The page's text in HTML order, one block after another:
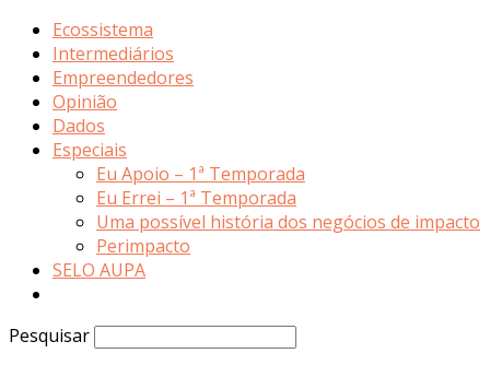
Ecossistema
Intermediários
Empreendedores
Opinião
Dados
Especiais
Eu Apoio – 1ª Temporada
Eu Errei – 1ª Temporada
Uma possível história dos negócios de impacto
Perimpacto
SELO AUPA
Pesquisar